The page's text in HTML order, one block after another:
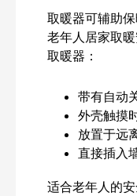
取暖器可辅助
老年人居家取
取暖器：
带有自动
外壳触摸
放置于远
直接插入
适合老年人的